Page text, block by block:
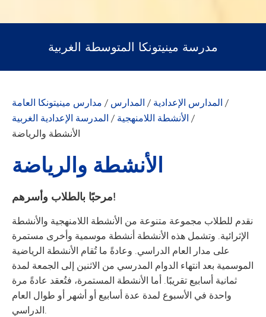
مدرسة مينيتونكا المتوسطة الغربية
مدارس مينيتونكا العامة / المدارس / المدارس الإعدادية /
المدرسة الإعدادية الغربية / الأنشطة اللامنهجية /
الأنشطة والرياضة
الأنشطة والرياضة
مرحبًا بالطلاب وأسرهم!
نقدم للطلاب مجموعة متنوعة من الأنشطة اللامنهجية والأنشطة
الإثرائية. وتشمل هذه الأنشطة أنشطة موسمية وأخرى مستمرة
على مدار العام الدراسي. وعادةً ما تُقام الأنشطة الرياضية
الموسمية بعد انتهاء الدوام المدرسي من الاثنين إلى الجمعة لمدة
ثمانية أسابيع تقريبًا. أما الأنشطة المستمرة، فتُعقد عادةً مرة
واحدة في الأسبوع لمدة عدة أسابيع أو أشهر أو طوال العام
الدراسي.